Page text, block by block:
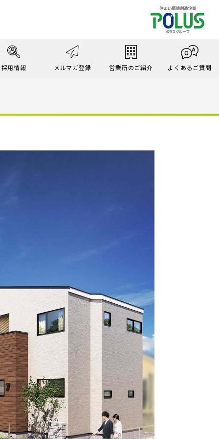
採用情報 メルマガ登録 営業所のご紹介 よくあるご質問